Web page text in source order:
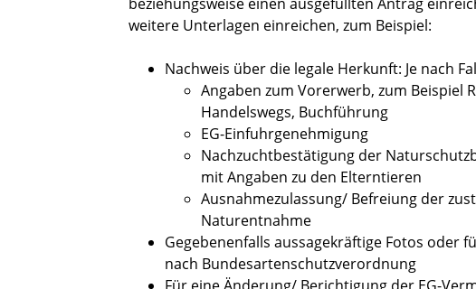
beziehungsweise einen ausgefüllten Antrag
weitere Unterlagen einreichen, zum Beispiel:
Nachweis über die legale Herkunft: Je nach
Angaben zum Vorerwerb, zum Beispiel
Handelswegs, Buchführung
EG-Einfuhrgenehmigung
Nachzuchtbestätigung der
mit Angaben zu den Elterntieren
Ausnahmezulassung/ Befreiung der
Naturentnahme
Gegebenenfalls aussagekräftige Fotos oder
nach Bundesartenschutzverordnung